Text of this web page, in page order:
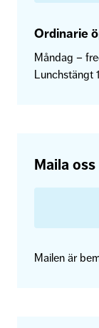
Ordinarie
Måndag –
Lunchstängt
Maila oss
Mailen är